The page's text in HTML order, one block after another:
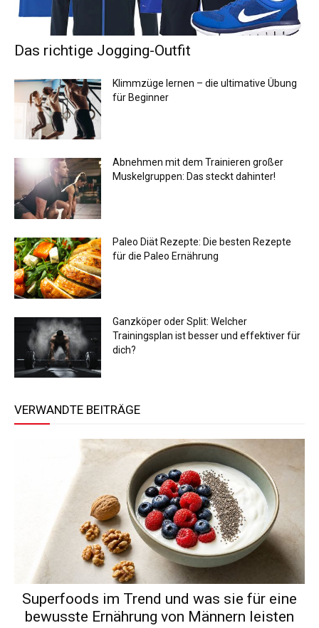
Das richtige Jogging-Outfit
Klimmzüge lernen – die ultimative Übung
für Beginner
Abnehmen mit dem Trainieren großer
Muskelgruppen: Das steckt dahinter!
Paleo Diät Rezepte: Die besten Rezepte
für die Paleo Ernährung
Ganzköper oder Split: Welcher
Trainingsplan ist besser und effektiver für
dich?
VERWANDTE BEITRÄGE
Superfoods im Trend und was sie für eine
bewusste Ernährung von Männern leisten